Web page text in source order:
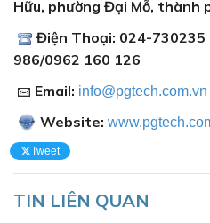
Hữu, phường Đại Mỗ, thành
Điện Thoại: 024-
986/0962 160 126
Email: info@pgtech.com.vn
Website:
Tweet
TIN LIÊN QUAN